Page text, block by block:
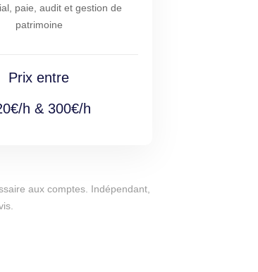
paie, audit et gestion de
patrimoine
Prix entre
h & 300€/h
aux comptes. Indépendant,